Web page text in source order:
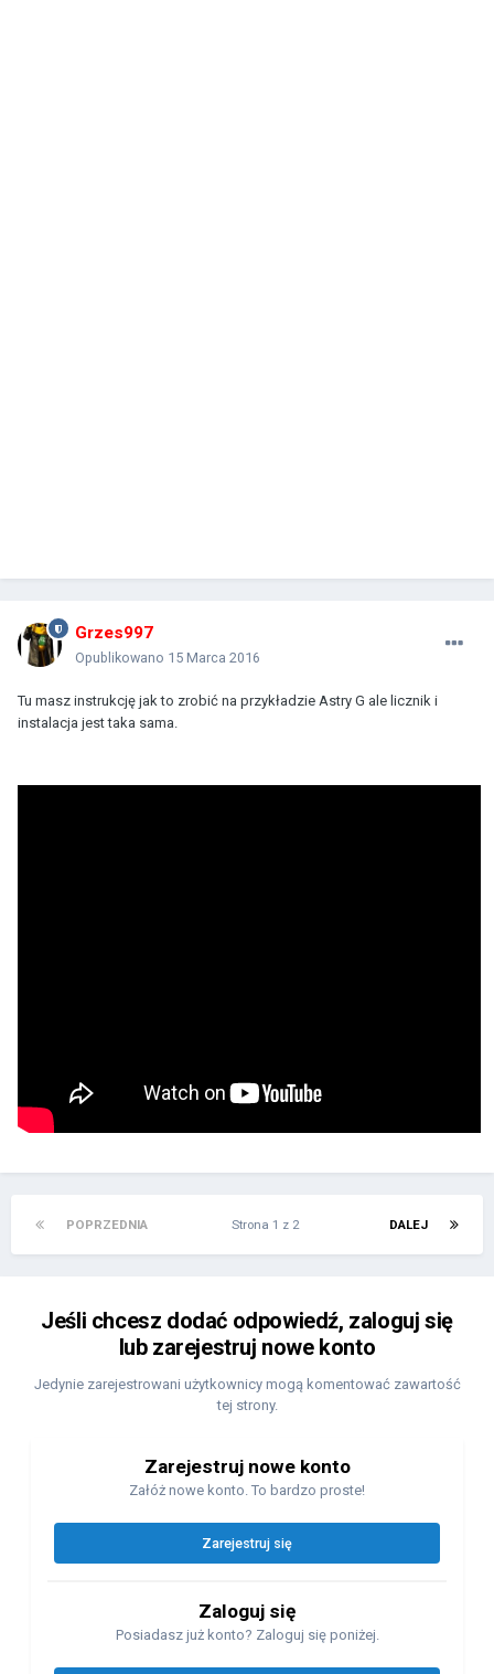
Grzes997
Opublikowano 15 Marca 2016
Tu masz instrukcję jak to zrobić na przykładzie Astry G ale licznik i
instalacja jest taka sama.
POPRZEDNIA DALEJ
Strona 1 z 2
Jeśli chcesz dodać odpowiedź, zaloguj się
lub zarejestruj nowe konto
Jedynie zarejestrowani użytkownicy mogą komentować zawartość
tej strony.
Zarejestruj nowe konto
Załóż nowe konto. To bardzo proste!
Zarejestruj się
Zaloguj się
Posiadasz już konto? Zaloguj się poniżej.